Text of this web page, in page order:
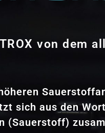
von dem
sich aus den
(Sauerstoff)